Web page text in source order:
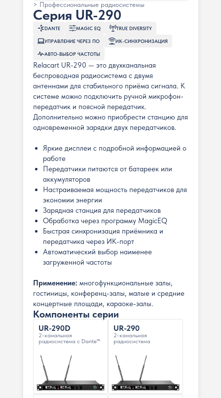
> Профессиональные радиосистемы
Серия UR-290
DANTE MAGIC EQ TRUE DIVERSITY
УПРАВЛЕНИЕ ЧЕРЕЗ ПО ИК-СИНХРОНИЗАЦИЯ
АВТО-ВЫБОР ЧАСТОТЫ
Relacart UR-290 — это двухканальная
беспроводная радиосистема с двумя
антеннами для стабильного приёма сигнала. К
системе можно подключить ручной микрофон-
передатчик и поясной передатчик.
Дополнительно можно приобрести станцию для
одновременной зарядки двух передатчиков.
Яркие дисплеи с подробной информацией о
работе
Передатчики питаются от батареек или
аккумуляторов
Настраиваемая мощность передатчиков для
экономии энергии
Зарядная станция для передатчиков
Обработка через программу MagicEQ
Быстрая синхронизация приёмника и
передатчика через ИК-порт
Автоматический выбор наименее
загруженной частоты
Применение: многофункциональные залы,
гостиницы, конференц-залы, малые и средние
концертные площади, караоке-залы.
Компоненты серии
UR-290D
2-канальная
радиосистема с Dante™
UR-290
2-канальная
радиосистема